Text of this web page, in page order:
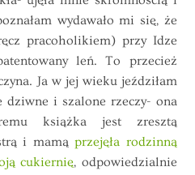
wydawało mi się, że
pracoholikiem) przy Idze
leń. To przecież
Ja w jej wieku jeździłam
dziwne i szalone rzeczy- ona
książka jest zresztą
i mamąprzejęła rodzinną
cukiernię, odpowiedzialnie